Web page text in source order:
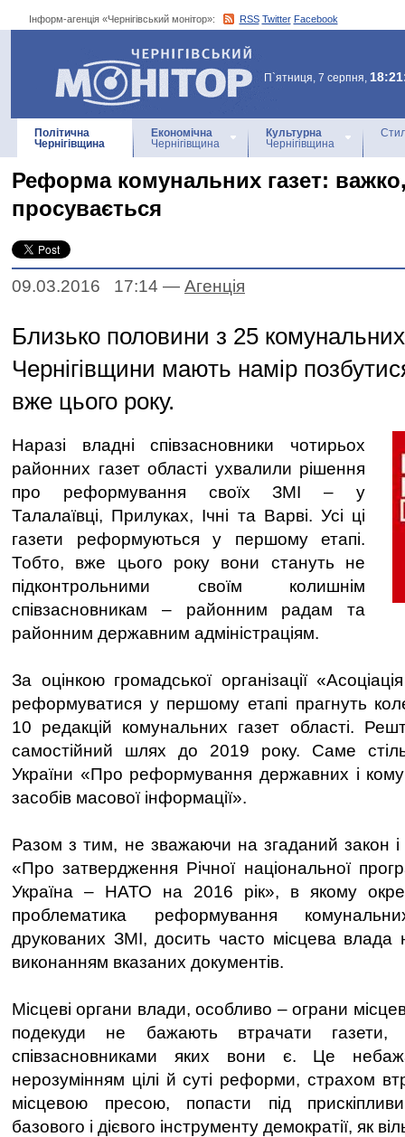
Інформ-агенція «Чернігівський монітор»: RSS Twitter Facebook
Інформ-агенція
«Чернігівський монітор»
П`ятниця, 7 серпня,
Політична
Чернігівщина
Економічна
Чернігівщина
Культурна
Чернігівщина
Реформа комунальних газет:
просувається
09.03.2016 17:14 — Агенцiя
Близько половини з 25 комунальних
Чернігівщини мають намір
вже цього року.
Наразі владні співзасновники чотирьох
районних газет області ухвалили рішення
про реформування своїх ЗМІ – у
Талалаївці, Прилуках, Ічні та Варві. Усі ці
газети реформуються у першому етапі.
Тобто, вже цього року вони стануть не
підконтрольними своїм колишнім
співзасновникам – районним радам та
районним державним адміністраціям.
За оцінкою громадської організації
реформуватися у першому етапі прагнуть
10 редакцій комунальних газет області.
самостійний шлях до 2019 року. Саме
України «Про реформування державних і
засобів масової інформації».
Разом з тим, не зважаючи на згаданий закон
«Про затвердження Річної національної
Україна – НАТО на 2016 рік», в якому
проблематика реформування
друкованих ЗМІ, досить часто місцева влада
виконанням вказаних документів.
Місцеві органи влади, особливо – ограни
подекуди не бажають втрачати газети,
співзасновниками яких вони є. Це
нерозумінням цілі й суті реформи, страхом
місцевою пресою, попасти під
базового і дієвого інструменту демократії, як